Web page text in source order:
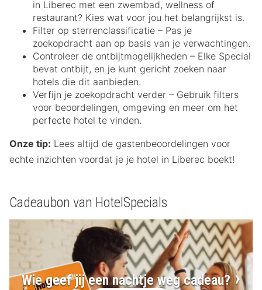
in Liberec met een zwembad, wellness of
restaurant? Kies wat voor jou het belangrijkst is.
Filter op sterrenclassificatie – Pas je
zoekopdracht aan op basis van je verwachtingen.
Controleer de ontbijtmogelijkheden – Elke Special
bevat ontbijt, en je kunt gericht zoeken naar
hotels die dit aanbieden.
Verfijn je zoekopdracht verder – Gebruik filters
voor beoordelingen, omgeving en meer om het
perfecte hotel te vinden.
Onze tip: Lees altijd de gastenbeoordelingen voor
echte inzichten voordat je je hotel in Liberec boekt!
Cadeaubon van HotelSpecials
Wie geef jij een nachtje weg cadeau?